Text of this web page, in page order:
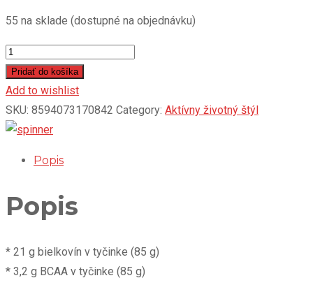
55 na sklade (dostupné na objednávku)
EXCELENT
PROTEIN
BAR
-
vanilka
ananasom,
Pridať do košíka
Add to wishlist
SKU: 8594073170842 Category: Aktívny životný štýl
Popis
Popis
* 21 g bielkovín v tyčinke (85 g)
* 3,2 g BCAA v tyčinke (85 g)